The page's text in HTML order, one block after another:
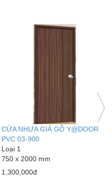
CỬA NHỰA GIẢ GỖ Y@DOOR
YC 84
Loại 1
800 x 2100 mm
2,150,000đ